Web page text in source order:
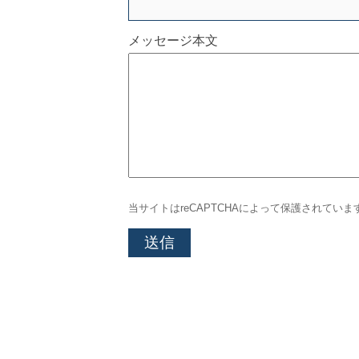
メッセージ本文
当サイトはreCAPTCHAによって保護されていま